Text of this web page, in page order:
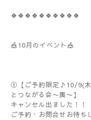
🍀🍀🍀🍀🍀🍀🍀🍀🍀🍀
🎪10月のイベント🎪
①【ご予約限定♪10/9(木
とつながる会〜奥〜】
キャンセル出ました！！
ご予約・お問合せお待